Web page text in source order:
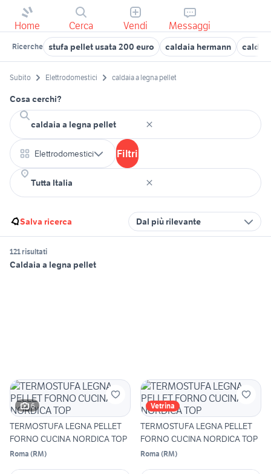
Home Cerca Vendi Messaggi
Ricerche stufa pellet usata 200 euro caldaia hermann
Subito Elettrodomestici caldaia a legna pellet
Cosa cerchi?
Elettrodomestici Filtri
Salva ricerca Dal più rilevante
121 risultati
Caldaia a legna pellet
6
TERMOSTUFA LEGNA PELLET
FORNO CUCINA NORDICA TOP
Roma (RM)
Vetrina
TERMOSTUFA LEGNA PELLET
FORNO CUCINA NORDICA TOP
Roma (RM)